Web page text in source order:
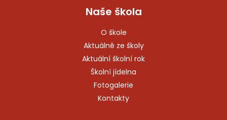
Naše škola
O škole
Aktuálně ze školy
Aktuální školní rok
Školní jídelna
Fotogalerie
Kontakty